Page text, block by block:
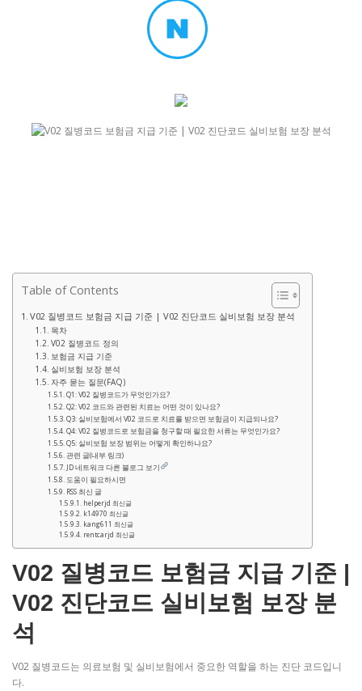
Table of Contents
V02 질병코드 보험금 지급 기준 | V02 진단코드 실비보험 보장 분석
목차
V02 질병코드 정의
보험금 지급 기준
실비보험 보장 분석
자주 묻는 질문(FAQ)
Q1: V02 질병코드가 무엇인가요?
Q2: V02 코드와 관련된 치료는 어떤 것이 있나요?
Q3: 실비보험에서 V02 코드로 치료를 받으면 보험금이 지급되나요?
Q4: V02 질병코드로 보험금을 청구할 때 필요한 서류는 무엇인가요?
Q5: 실비보험 보장 범위는 어떻게 확인하나요?
관련 글(내부 링크)
JD 네트워크 다른 블로그 보기
도움이 필요하시면
RSS 최신 글
helperjd 최신글
k14970 최신글
kang611 최신글
rentcarjd 최신글
V02 질병코드 보험금 지급 기준 |
V02 진단코드 실비보험 보장 분
석
V02 질병코드는 의료보험 및 실비보험에서 중요한 역할을 하는 진단 코드입니
다.